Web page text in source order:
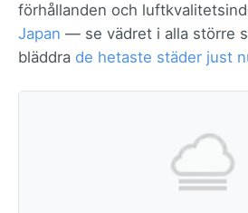
förhållanden och
Japan — se vädret i alla större
bläddra de hetaste städer just